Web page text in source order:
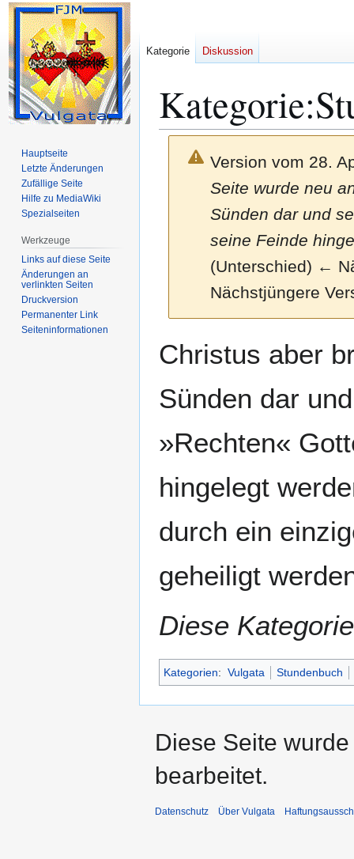
Kategorie:
Version vom 28.
Seite wurde neu
Sünden dar und
seine Feinde
(Unterschied) ←
Nächstjüngere
Navigation
Suche
Christus aber
Sünden dar
»Rechten«
hingelegt
durch ein
geheiligt
Diese
Kategorien: Vulgata Stundenbuch
Kategorie Diskussion
Hauptseite
Letzte Änderungen
Zufällige Seite
Hilfe zu MediaWiki
Spezialseiten
Werkzeuge
Links auf diese Seite
Änderungen an
verlinkten Seiten
Druckversion
Permanenter Link
Seiten­­informationen
Diese Seite
bearbeitet.
Datenschutz Über Vulgata